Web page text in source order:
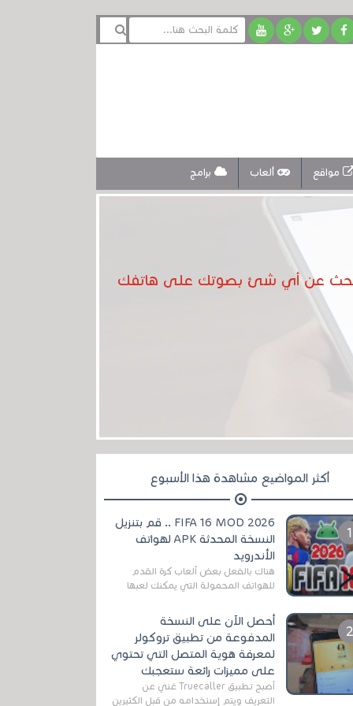
مواقع ألعاب برامج
أكثر المواضيع مشاهدة هذا الأسبوع
FIFA 16 MOD 2026 .. قم بتنزيل
النسخة المحدثة APK لهواتف
الأندرويد
هناك بالفعل بعض ألعاب كرة القدم
للهواتف المحمولة التي يمكنك لعبها
مثل EA Sports ...
أحصل الآن على النسخة
المدفوعة من تطبيق تروكولر
لمعرفة هوية المتصل التي تحتوي
على مميزات رائعة ستعجبك
أصبح تطبيق Truecaller غني عن
التعريف ويتم إستخدامه من قبل الكثيرين